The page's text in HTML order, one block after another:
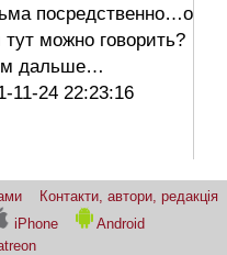
посредственно…о
тут можно говорить?
дальше…
11-24 22:23:16
Контакти, автори, редакція
iPhone
Android